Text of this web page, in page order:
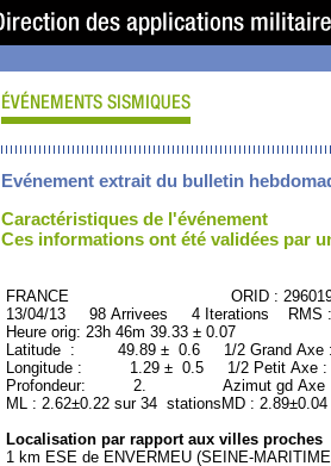
Evénement extrait du bulletin
Caractéristiques de l'événement
Ces informations ont été validées par
FRANCE ORID :
13/04/13 98 Arrivees 4 Iterations RMS
Heure orig: 23h 46m 39.33 ± 0.07
Latitude : 49.89 ± 0.6 1/2 Grand
Longitude : 1.29 ± 0.5 1/2 Petit Axe
Profondeur: 2. Azimut gd Axe :
ML : 2.62±0.22 sur 34 stationsMD :
Localisation par rapport aux villes proches
1 km ESE de ENVERMEU (SEINE-